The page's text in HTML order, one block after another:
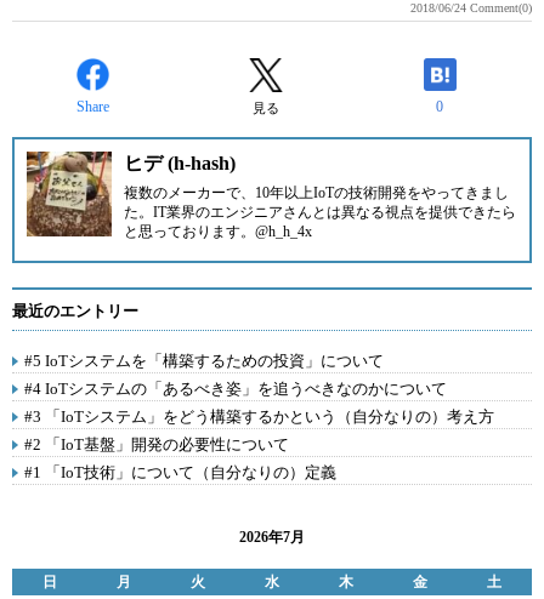
2018/06/24 Comment(0)
Share 見る 0
ヒデ (h-hash)
複数のメーカーで、10年以上IoTの技術開発をやってきまし
た。IT業界のエンジニアさんとは異なる視点を提供できたら
と思っております。@h_h_4x
最近のエントリー
#5 IoTシステムを「構築するための投資」について
#4 IoTシステムの「あるべき姿」を追うべきなのかについて
#3 「IoTシステム」をどう構築するかという（自分なりの）考え方
#2 「IoT基盤」開発の必要性について
#1 「IoT技術」について（自分なりの）定義
2026年7月
日 月 火 水 木 金
土